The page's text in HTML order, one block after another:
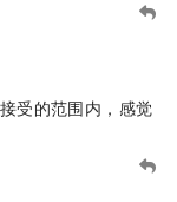
受的范围内，感觉